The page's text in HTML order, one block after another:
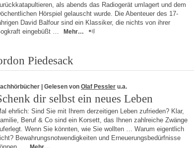
als abends das Radiogerät umlagert und dem
Hörspiel gelauscht wurde. Die Abenteuer des 17-
David Balfour sind ein Klassiker, die nichts von ihrer
eingebüßt …
Mehr…
Piedesack
| Gelesen von Olaf Pessler u.a.
dir selbst ein neues Leben
ehrlich: Sind Sie mit Ihrem derzeitigen Leben zufrieden? Klar,
Beruf & Co sind ein Korsett, das Ihnen zahlreiche Zwänge
Wenn Sie könnten, wie Sie wollten … Warum eigentlich
Bewahrungsnotwendigkeiten und Erneuerungsbedürfnisse